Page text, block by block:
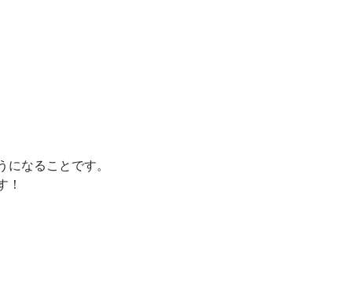
なることです。
！